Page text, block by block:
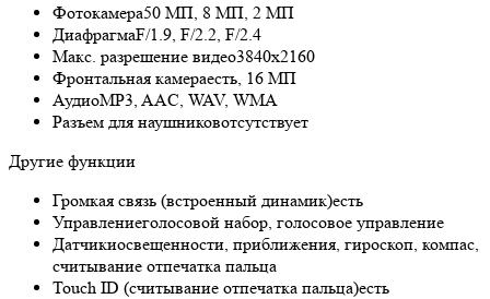
Фотокамера50 МП, 8 МП, 2 МП
ДиафрагмаF/1.9, F/2.2, F/2.4
Макс. разрешение видео3840x2160
Фронтальная камераесть, 16 МП
АудиоMP3, AAC, WAV, WMA
Разъем для наушниковотсутствует
Другие функции
Громкая связь (встроенный динамик)есть
Управлениеголосовой набор, голосовое управление
Датчикиосвещенности, приближения, гироскоп, компас,
считывание отпечатка пальца
Touch ID (считывание отпечатка пальца)есть